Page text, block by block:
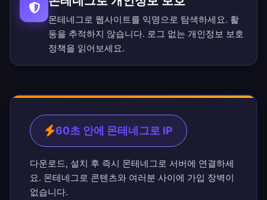
몬테네그로 웹사이트를 익명으로 탐색하세요. 활
동을 추적하지 않습니다. 로그 없는 개인정보 보호
정책을 읽어보세요.
60초 안에 몬테네그로 IP
다운로드, 설치 후 즉시 몬테네그로 서버에 연결하세
요. 몬테네그로 콘텐츠와 여러분 사이에 가입 장벽이
없습니다.